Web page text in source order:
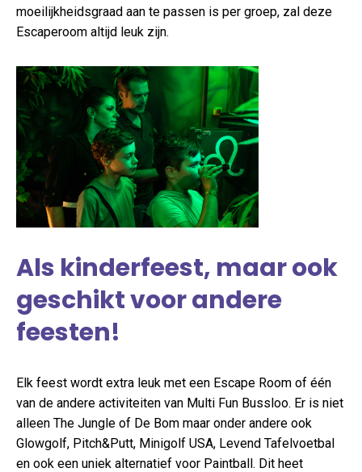
moeilijkheidsgraad aan te passen is per groep, zal deze
Escaperoom altijd leuk zijn.
Als kinderfeest, maar ook
geschikt voor andere
feesten!
Elk feest wordt extra leuk met een Escape Room of één
van de andere activiteiten van Multi Fun Bussloo. Er is niet
alleen The Jungle of De Bom maar onder andere ook
Glowgolf, Pitch&Putt, Minigolf USA, Levend Tafelvoetbal
en ook een uniek alternatief voor Paintball. Dit heet